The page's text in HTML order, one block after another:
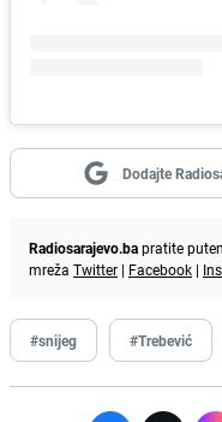
Dodajte
Radiosarajevo.bapratite
mreža Twitter | Facebook |
#snijeg #Trebević